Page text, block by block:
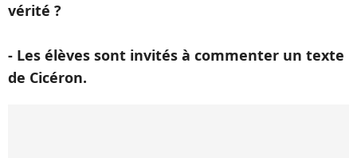
vérité ?
- Les élèves sont invités à commenter un texte
de Cicéron.